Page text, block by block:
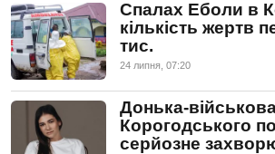
Спалах Еболи в
кількість жертв
тис.
24 липня, 07:20
Донька-
Корогодського
серйозне